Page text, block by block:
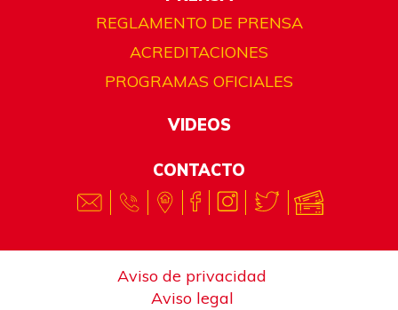
REGLAMENTO DE PRENSA
ACREDITACIONES
PROGRAMAS OFICIALES
VIDEOS
CONTACTO
Aviso de privacidad
Aviso legal